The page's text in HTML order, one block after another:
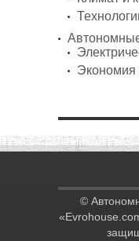
Экономия
©